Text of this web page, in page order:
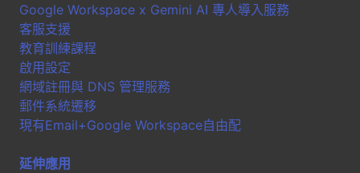
Google Workspace x Gemini AI 專人導入服務
客服支援
教育訓練課程
啟用設定
網域註冊與 DNS 管理服務
郵件系統遷移
現有Email+Google Workspace自由配
延伸應用